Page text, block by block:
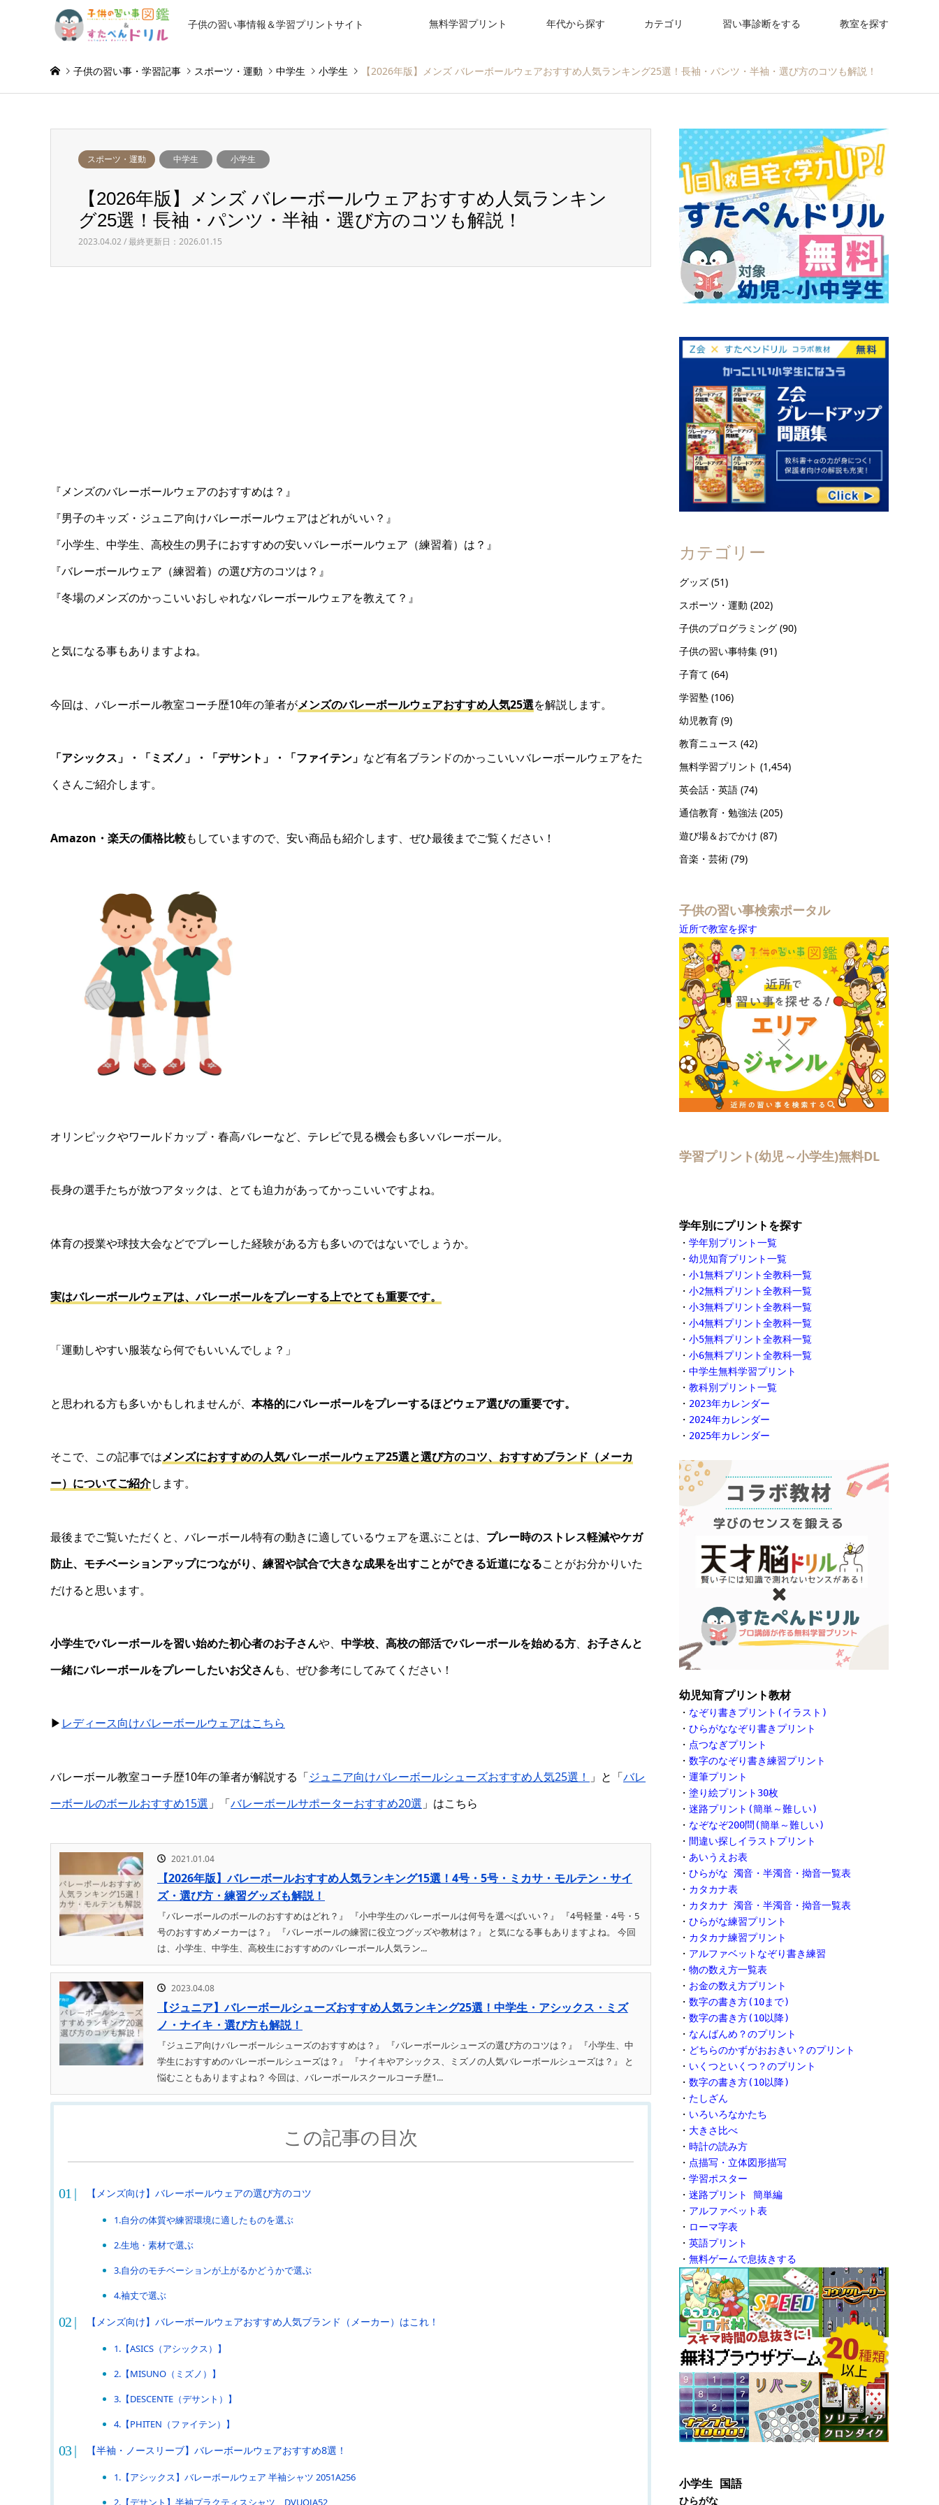
子供の習い事情報＆学習プリントサイト 無料学習プリント 年代から探す カテゴリ 習い事診断をする 教室を探す
子供の習い事・学習記事 スポーツ・運動 中学生 小学生 【2026年版】メンズ バレーボールウェアおすすめ人気ランキング25選！長袖・パンツ・半袖・選び方のコツも解説！
スポーツ・運動 中学生 小学生
【2026年版】メンズ バレーボールウェアおすすめ人気ランキン
グ25選！長袖・パンツ・半袖・選び方のコツも解説！
2023.04.02 / 最終更新日：2026.01.15
『メンズのバレーボールウェアのおすすめは？』
『男子のキッズ・ジュニア向けバレーボールウェアはどれがいい？』
『小学生、中学生、高校生の男子におすすめの安いバレーボールウェア（練習着）は？』
『バレーボールウェア（練習着）の選び方のコツは？』
『冬場のメンズのかっこいいおしゃれなバレーボールウェアを教えて？』
と気になる事もありますよね。
今回は、バレーボール教室コーチ歴10年の筆者がメンズのバレーボールウェアおすすめ人気25選を解説します。
「アシックス」・「ミズノ」・「デサント」・「ファイテン」 など有名ブランドのかっこいいバレーボールウェアをた
くさんご紹介します。
Amazon・楽天の価格比較もしていますので、安い商品も紹介します、ぜひ最後までご覧ください！
オリンピックやワールドカップ・春高バレーなど、テレビで見る機会も多いバレーボール。
長身の選手たちが放つアタックは、とても迫力があってかっこいいですよね。
体育の授業や球技大会などでプレーした経験がある方も多いのではないでしょうか。
実はバレーボールウェアは、バレーボールをプレーする上でとても重要です。
「運動しやすい服装なら何でもいいんでしょ？」
と思われる方も多いかもしれませんが、 本格的にバレーボールをプレーするほどウェア選びの重要です。
そこで、この記事ではメンズにおすすめの人気バレーボールウェア25選と選び方のコツ、おすすめブランド（メーカ
ー）についてご紹介します。
最後までご覧いただくと、バレーボール特有の動きに適しているウェアを選ぶことは、 プレー時のストレス軽減やケガ
防止、モチベーションアップにつながり、練習や試合で大きな成果を出すことができる近道になることがお分かりいた
だけると思います。
小学生でバレーボールを習い始めた初心者のお子さんや、 中学校、高校の部活でバレーボールを始める方、 お子さんと
一緒にバレーボールをプレーしたいお父さんも、ぜひ参考にしてみてください！
▶ レディース向けバレーボールウェアはこちら
バレーボール教室コーチ歴10年の筆者が解説する「ジュニア向けバレーボールシューズおすすめ人気25選！ 」と「バレ
ーボールのボールおすすめ15選 」「バレーボールサポーターおすすめ20選 」はこちら
2021.01.04
【2026年版】バレーボールおすすめ人気ランキング15選！4号・5号・ミカサ・モルテン・サイ
ズ・選び方・練習グッズも解説！
『バレーボールのボールのおすすめはどれ？』 『小中学生のバレーボールは何号を選べばいい？』 『4号軽量・4号・5
号のおすすめメーカーは？』 『バレーボールの練習に役立つグッズや教材は？』 と気になる事もありますよね。 今回
は、小学生、中学生、高校生におすすめのバレーボール人気ラン...
2023.04.08
【ジュニア】バレーボールシューズおすすめ人気ランキング25選！中学生・アシックス・ミズ
ノ・ナイキ・選び方も解説！
『ジュニア向けバレーボールシューズのおすすめは？』 『バレーボールシューズの選び方のコツは？』 『小学生、中
学生におすすめのバレーボールシューズは？』 『ナイキやアシックス、ミズノの人気バレーボールシューズは？』 と
悩むこともありますよね？ 今回は、バレーボールスクールコーチ歴1...
この記事の目次
【メンズ向け】バレーボールウェアの選び方のコツ
1.自分の体質や練習環境に適したものを選ぶ
2.生地・素材で選ぶ
3.自分のモチベーションが上がるかどうかで選ぶ
4.袖丈で選ぶ
【メンズ向け】バレーボールウェアおすすめ人気ブランド（メーカー）はこれ！
1.【ASICS（アシックス）】
2.【MISUNO（ミズノ）】
3.【DESCENTE（デサント）】
4.【PHITEN（ファイテン）】
【半袖・ノースリーブ】バレーボールウェアおすすめ8選！
1.【アシックス】バレーボールウェア 半袖シャツ 2051A256
2.【デサント】半袖プラクティスシャツ DVUQJA52
カテゴリー
グッズ (51)
スポーツ・運動 (202)
子供のプログラミング (90)
子供の習い事特集 (91)
子育て (64)
学習塾 (106)
幼児教育 (9)
教育ニュース (42)
無料学習プリント (1,454)
英会話・英語 (74)
通信教育・勉強法 (205)
遊び場＆おでかけ (87)
音楽・芸術 (79)
子供の習い事検索ポータル
近所で教室を探す
学習プリント(幼児～小学生)無料DL
学年別にプリントを探す
・ 学年別プリント一覧
・ 幼児知育プリント一覧
・ 小1無料プリント全教科一覧
・ 小2無料プリント全教科一覧
・ 小3無料プリント全教科一覧
・ 小4無料プリント全教科一覧
・ 小5無料プリント全教科一覧
・ 小6無料プリント全教科一覧
・ 中学生無料学習プリント
・ 教科別プリント一覧
・ 2023年カレンダー
・ 2024年カレンダー
・ 2025年カレンダー
幼児知育プリント教材
・ なぞり書きプリント(イラスト)
・ ひらがななぞり書きプリント
・ 点つなぎプリント
・ 数字のなぞり書き練習プリント
・ 運筆プリント
・ 塗り絵プリント30枚
・ 迷路プリント(簡単～難しい)
・ なぞなぞ200問(簡単～難しい)
・ 間違い探しイラストプリント
・ あいうえお表
・ ひらがな 濁音・半濁音・拗音一覧表
・ カタカナ表
・ カタカナ 濁音・半濁音・拗音一覧表
・ ひらがな練習プリント
・ カタカナ練習プリント
・ アルファベットなぞり書き練習
・ 物の数え方一覧表
・ お金の数え方プリント
・ 数字の書き方(10まで)
・ 数字の書き方(10以降)
・ なんばんめ？のプリント
・ どちらのかずがおおきい？のプリント
・ いくつといくつ？のプリント
・ 数字の書き方(10以降)
・ たしざん
・ いろいろなかたち
・ 大きさ比べ
・ 時計の読み方
・ 点描写・立体図形描写
・ 学習ポスター
・ 迷路プリント 簡単編
・ アルファベット表
・ ローマ字表
・ 英語プリント
・ 無料ゲームで息抜きする
小学生 国語
ひらがな